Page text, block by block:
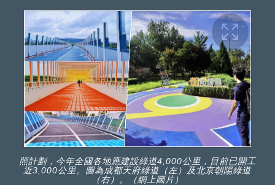
照計劃，今年全國各地應建設綠道4,000公里，目前已開工
近3,000公里。圖為成都天府綠道（左）及北京朝陽綠道
（右）。（網上圖片）